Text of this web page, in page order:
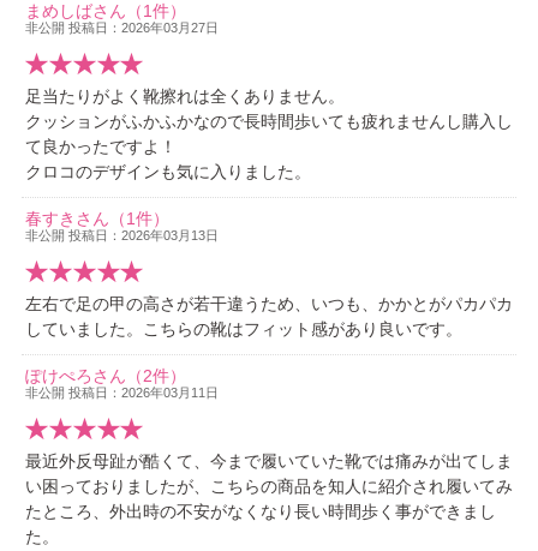
まめしばさん（1件）
非公開 投稿日：2026年03月27日
足当たりがよく靴擦れは全くありません。
クッションがふかふかなので長時間歩いても疲れませんし購入し
て良かったですよ！
クロコのデザインも気に入りました。
春すきさん（1件）
非公開 投稿日：2026年03月13日
左右で足の甲の高さが若干違うため、いつも、かかとがパカパカ
していました。こちらの靴はフィット感があり良いです。
ぽけぺろさん（2件）
非公開 投稿日：2026年03月11日
最近外反母趾が酷くて、今まで履いていた靴では痛みが出てしま
い困っておりましたが、こちらの商品を知人に紹介され履いてみ
たところ、外出時の不安がなくなり長い時間歩く事ができまし
た。